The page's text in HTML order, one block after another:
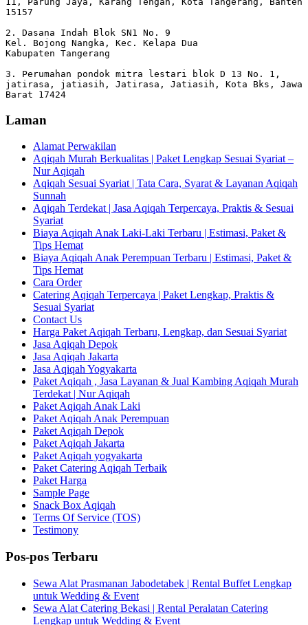
15157
2. Dasana Indah Blok SN1 No. 9
Kel. Bojong Nangka, Kec. Kelapa Dua
Kabupaten Tangerang
3. Perumahan pondok mitra lestari blok D 13 No. 1,
jatirasa, jatiasih, Jatirasa, Jatiasih, Kota Bks, Jawa
Barat 17424
Laman
Alamat Perwakilan
Aqiqah Murah Berkualitas | Paket Lengkap Sesuai Syariat –
Nur Aqiqah
Aqiqah Sesuai Syariat | Tata Cara, Syarat & Layanan Aqiqah
Sunnah
Aqiqah Terdekat | Jasa Aqiqah Terpercaya, Praktis & Sesuai
Syariat
Biaya Aqiqah Anak Laki-Laki Terbaru | Estimasi, Paket &
Tips Hemat
Biaya Aqiqah Anak Perempuan Terbaru | Estimasi, Paket &
Tips Hemat
Cara Order
Catering Aqiqah Terpercaya | Paket Lengkap, Praktis &
Sesuai Syariat
Contact Us
Harga Paket Aqiqah Terbaru, Lengkap, dan Sesuai Syariat
Jasa Aqiqah Depok
Jasa Aqiqah Jakarta
Jasa Aqiqah Yogyakarta
Paket Aqiqah , Jasa Layanan & Jual Kambing Aqiqah Murah
Terdekat | Nur Aqiqah
Paket Aqiqah Anak Laki
Paket Aqiqah Anak Perempuan
Paket Aqiqah Depok
Paket Aqiqah Jakarta
Paket Aqiqah yogyakarta
Paket Catering Aqiqah Terbaik
Paket Harga
Sample Page
Snack Box Aqiqah
Terms Of Service (TOS)
Testimony
Pos-pos Terbaru
Sewa Alat Prasmanan Jabodetabek | Rental Buffet Lengkap
untuk Wedding & Event
Sewa Alat Catering Bekasi | Rental Peralatan Catering
Lengkap untuk Wedding & Event